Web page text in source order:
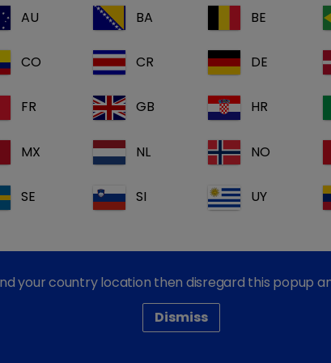
de
Cushing
canino
Hipertiroidismo
felino
é a endocrinologia?
é o estudo dos órgãos ou grupos de células
químicos que o corpo produz para atuar em
geral desempenham um papel importante na
AU BA BE
CO CR DE
FR GB HR
MX NL NO
SE SI UY
your country location then disregard this popup
Dismiss